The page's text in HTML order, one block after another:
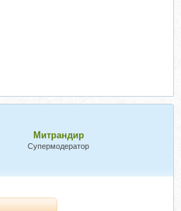
Митрандир
Супермодератор